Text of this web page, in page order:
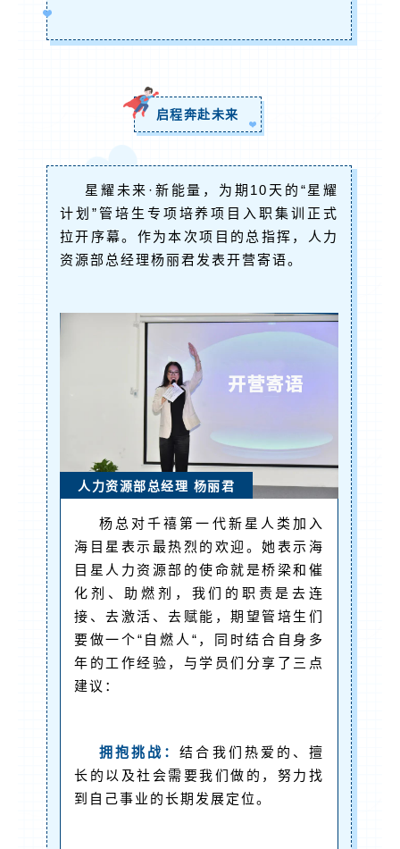
启程奔赴未来
星耀未来·新能量，为期10天的“星耀
计划”管培生专项培养项目入职集训正式
拉开序幕。作为本次项目的总指挥，人力
资源部总经理杨丽君发表开营寄语。
人力资源部总经理 杨丽君
杨总对千禧第一代新星人类加入
海目星表示最热烈的欢迎。她表示海
目星人力资源部的使命就是桥梁和催
化剂、助燃剂，我们的职责是去连
接、去激活、去赋能，期望管培生们
要做一个“自燃人“，同时结合自身多
年的工作经验，与学员们分享了三点
建议：
拥抱挑战：结合我们热爱的、擅
长的以及社会需要我们做的，努力找
到自己事业的长期发展定位。